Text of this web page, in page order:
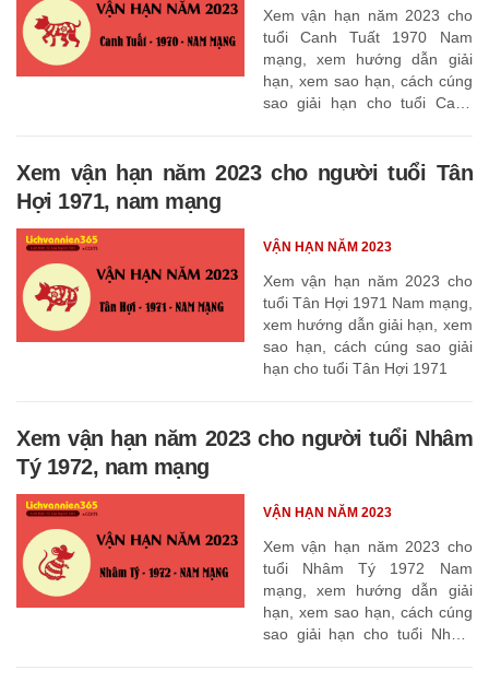
Xem vận hạn năm 2023 cho
tuổi Canh Tuất 1970 Nam
mạng, xem hướng dẫn giải
hạn, xem sao hạn, cách cúng
sao giải hạn cho tuổi Canh
Xem vận hạn năm 2023 cho người tuổi Tân
Hợi 1971, nam mạng
Xem vận hạn năm 2023 cho
tuổi Tân Hợi 1971 Nam mạng,
xem hướng dẫn giải hạn, xem
sao hạn, cách cúng sao giải
hạn cho tuổi Tân Hợi 1971
VẬN HẠN NĂM 2023
Xem vận hạn năm 2023 cho người tuổi Nhâm
Tý 1972, nam mạng
Xem vận hạn năm 2023 cho
tuổi Nhâm Tý 1972 Nam
mạng, xem hướng dẫn giải
hạn, xem sao hạn, cách cúng
sao giải hạn cho tuổi Nhâm
VẬN HẠN NĂM 2023